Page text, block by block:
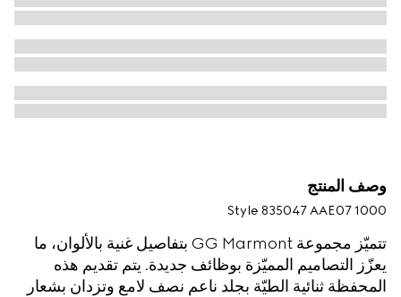
وصف المنتج
Style ‎835047 AAE07 1000
تتميّز مجموعة GG Marmont بتفاصيل غنية بالألوان، ما
يعزّز التصاميم المميّزة بوظائف جديدة. يتم تقديم هذه
المحفظة ثنائية الطيّة بجلد ناعم نصف لامع وتزدان بشعار